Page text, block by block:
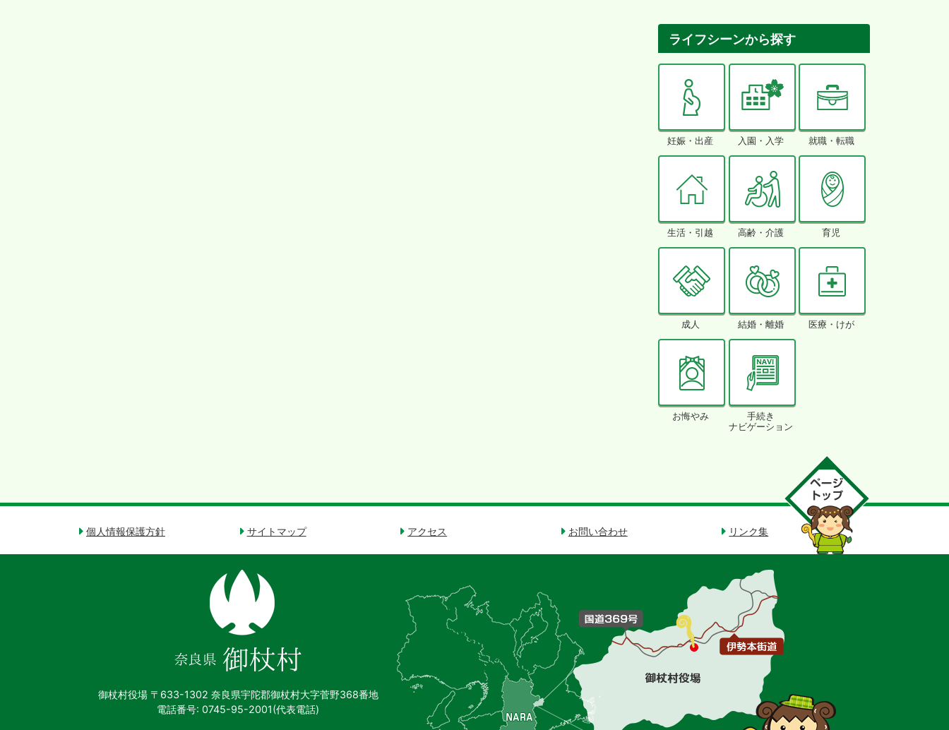
ライフシーンから探す
妊娠・出産 入園・入学 就職・転職
生活・引越 高齢・介護 育児
成人 結婚・離婚 医療・けが
お悔やみ
手続き
ナビゲーション
個人情報保護方針 サイトマップ アクセス お問い合わせ リンク集
村
御杖村役場 〒633-1302 奈良県宇陀郡御杖村大字菅野368番地
電話番号: 0745-95-2001(代表電話)
村
置
を
記
し